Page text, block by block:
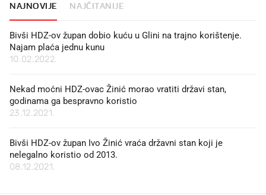
NAJNOVIJE NAJČITANIJE
Bivši HDZ-ov župan dobio kuću u Glini na trajno korištenje.
Najam plaća jednu kunu
10.02.2022.
Nekad moćni HDZ-ovac Žinić morao vratiti državi stan,
godinama ga bespravno koristio
23.12.2021.
Bivši HDZ-ov župan Ivo Žinić vraća državni stan koji je
nelegalno koristio od 2013.
08.12.2021.